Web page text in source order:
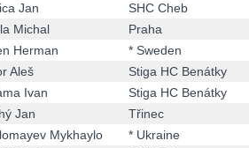
Jan
SHC Cheb
Michal
Praha
Herman
* Sweden
Aleš
Stiga HC Benátky
Ivan
Stiga HC Benátky
Jan
Třinec
Mykhaylo
* Ukraine